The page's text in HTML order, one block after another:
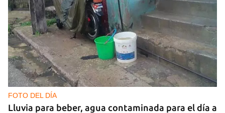
FOTO DEL DÍA
Lluvia para beber, agua contaminada para el día a